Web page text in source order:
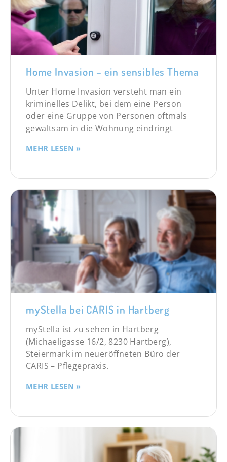
Home Invasion – ein sensibles Thema
Unter Home Invasion versteht man ein
kriminelles Delikt, bei dem eine Person
oder eine Gruppe von Personen oftmals
gewaltsam in die Wohnung eindringt
MEHR LESEN »
myStella bei CARIS in Hartberg
myStella ist zu sehen in Hartberg
(Michaeligasse 16/2, 8230 Hartberg),
Steiermark im neueröffneten Büro der
CARIS – Pflegepraxis.
MEHR LESEN »